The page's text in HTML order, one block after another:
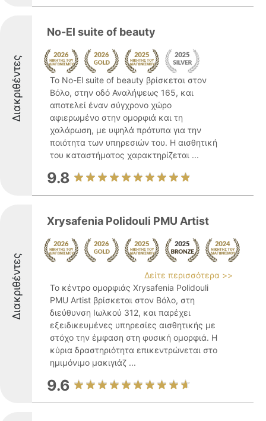
Διακριθέντες
No-El suite of beauty
Το No-El suite of beauty βρίσκεται στον
Βόλο, στην οδό Αναλήψεως 165, και
αποτελεί έναν σύγχρονο χώρο
αφιερωμένο στην ομορφιά και τη
χαλάρωση, με υψηλά πρότυπα για την
ποιότητα των υπηρεσιών του. Η αισθητική
του καταστήματος χαρακτηρίζεται ...
9.8
Διακριθέντες
Xrysafenia Polidouli PMU Artist
Δείτε περισσότερα >>
Το κέντρο ομορφιάς Xrysafenia Polidouli
PMU Artist βρίσκεται στον Βόλο, στη
διεύθυνση Ιωλκού 312, και παρέχει
εξειδικευμένες υπηρεσίες αισθητικής με
στόχο την έμφαση στη φυσική ομορφιά. Η
κύρια δραστηριότητα επικεντρώνεται στο
ημιμόνιμο μακιγιάζ ...
9.6